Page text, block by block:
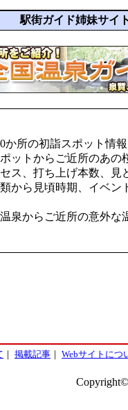
駅街ガイド姉妹サイ
か所の初詣スポット情
ポットからご近所のあ
セス、打ち上げ本数、
類から見頃時期、イベ
温泉からご近所の意外
｜ 掲載記事 ｜ Webサイトにつ